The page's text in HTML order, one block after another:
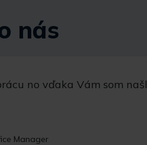
nás
no vďaka Vám som
Manager